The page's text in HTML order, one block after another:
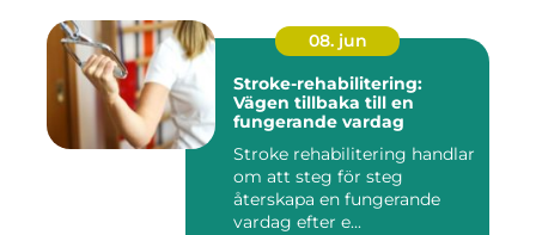
08. jun
Stroke-rehabilitering:
Vägen tillbaka till en
fungerande vardag
Stroke rehabilitering handlar
om att steg för steg
återskapa en fungerande
vardag efter e...